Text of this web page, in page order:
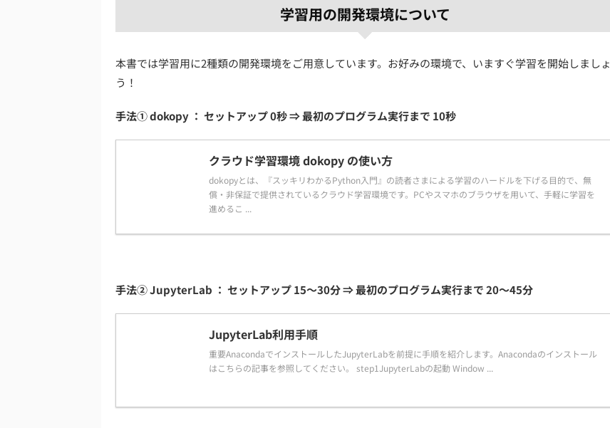
学習用の開発環境について
本書では学習用に2種類の開発環境をご用意しています。お好みの環境で、いますぐ学習を開始しましょ
う！
手法① dokopy ： セットアップ 0秒 ⇒ 最初のプログラム実行まで 10秒
クラウド学習環境 dokopy の使い方
dokopyとは、『スッキリわかるPython入門』の読者さまによる学習のハードルを下げる目的で、無
償・非保証で提供されているクラウド学習環境です。PCやスマホのブラウザを用いて、手軽に学習を
進めるこ ...
手法② JupyterLab ： セットアップ 15〜30分 ⇒ 最初のプログラム実行まで 20〜45分
JupyterLab利用手順
重要AnacondaでインストールしたJupyterLabを前提に手順を紹介します。Anacondaのインストール
はこちらの記事を参照してください。 step1JupyterLabの起動 Window ...